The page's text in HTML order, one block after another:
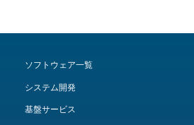
ソフトウェア一覧
システム開発
基盤サービス